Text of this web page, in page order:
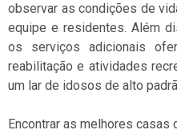
observar as condições de
equipe e residentes. Além
os serviços adicionais
reabilitação e atividades
um lar de idosos de alto
Encontrar as melhores casas